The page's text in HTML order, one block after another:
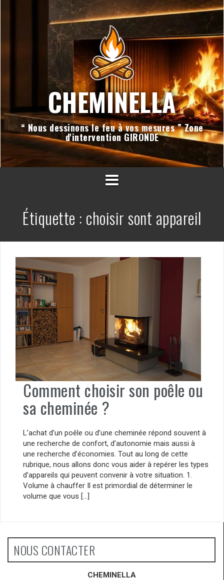
CHEMINELLA
“ Nous dessinons le feu à vos mesures ” Zone
d'intervention GIRONDE
Étiquette : choisir sont appareil
Comment choisir son poêle ou
sa cheminée ?
L’achat d’un poêle ou d’une cheminée répond souvent à
une recherche de confort, d’autonomie mais aussi à
une recherche d’économies. Tout au long de cette
rubrique, nous allons donc vous aider à repérer les types
d’appareils qui peuvent convenir à votre situation. 1.
Volume à chauffer Il est primordial de déterminer le
volume que vous […]
NOUS CONTACTER
CHEMINELLA